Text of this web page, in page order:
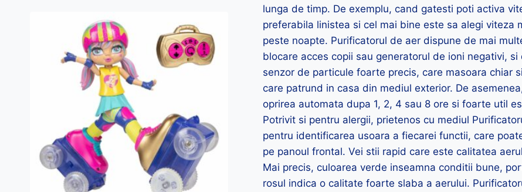
lunga de timp. De exemplu, cand gatesti poti activa
preferabila linistea si cel mai bine este sa alegi viteza
peste noapte. Purificatorul de aer dispune de mai
blocare acces copii sau generatorul de ioni negativi,
senzor de particule foarte precis, care masoara chiar
care patrund in casa din mediul exterior. De
oprirea automata dupa 1, 2, 4 sau 8 ore si foarte util
Potrivit si pentru alergii, prietenos cu mediul
pentru identificarea usoara a fiecarei functii, care
pe panoul frontal. Vei stii rapid care este calitatea
Mai precis, culoarea verde inseamna conditii bune,
rosul indica o calitate foarte slaba a aerului.